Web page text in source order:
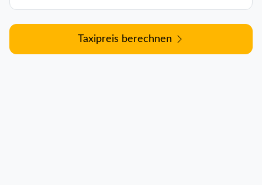
Taxipreis berechnen